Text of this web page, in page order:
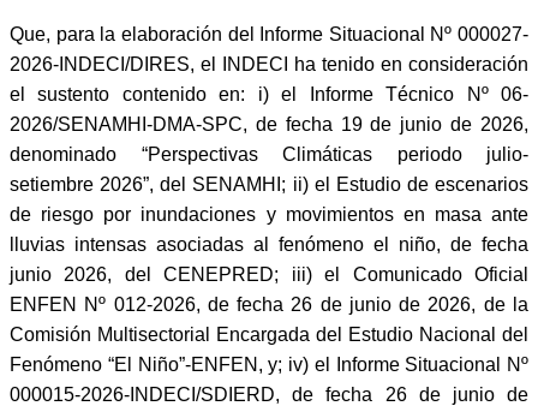
Que, para la elaboración del Informe Situacional Nº 000027-
2026-INDECI/DIRES, el INDECI ha tenido en consideración
el sustento contenido en: i) el Informe Técnico Nº 06-
2026/SENAMHI-DMA-SPC, de fecha 19 de junio de 2026,
denominado “Perspectivas Climáticas periodo julio-
setiembre 2026”, del SENAMHI; ii) el Estudio de escenarios
de riesgo por inundaciones y movimientos en masa ante
lluvias intensas asociadas al fenómeno el niño, de fecha
junio 2026, del CENEPRED; iii) el Comunicado Oficial
ENFEN Nº 012-2026, de fecha 26 de junio de 2026, de la
Comisión Multisectorial Encargada del Estudio Nacional del
Fenómeno “El Niño”-ENFEN, y; iv) el Informe Situacional Nº
000015-2026-INDECI/SDIERD, de fecha 26 de junio de